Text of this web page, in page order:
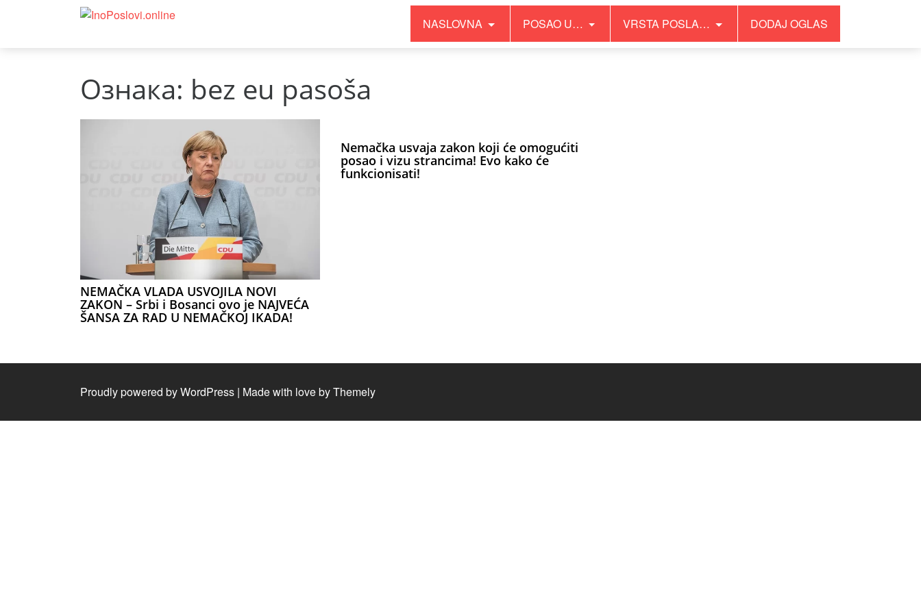
NASLOVNA POSAO U… VRSTA POSLA… DODAJ OGLAS
Ознака: bez eu pasoša
NEMAČKA VLADA USVOJILA NOVI
ZAKON – Srbi i Bosanci ovo je NAJVEĆA
ŠANSA ZA RAD U NEMAČKOJ IKADA!
Nemačka usvaja zakon koji će omogućiti
posao i vizu strancima! Evo kako će
funkcionisati!
Proudly powered by WordPress | Made with love byThemely